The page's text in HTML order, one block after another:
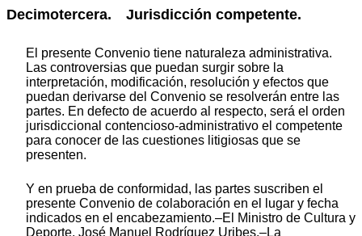
Decimotercera. Jurisdicción competente.
El presente Convenio tiene naturaleza administrativa.
Las controversias que puedan surgir sobre la
interpretación, modificación, resolución y efectos que
puedan derivarse del Convenio se resolverán entre las
partes. En defecto de acuerdo al respecto, será el orden
jurisdiccional contencioso-administrativo el competente
para conocer de las cuestiones litigiosas que se
presenten.
Y en prueba de conformidad, las partes suscriben el
presente Convenio de colaboración en el lugar y fecha
indicados en el encabezamiento.–El Ministro de Cultura y
Deporte, José Manuel Rodríguez Uribes.–La